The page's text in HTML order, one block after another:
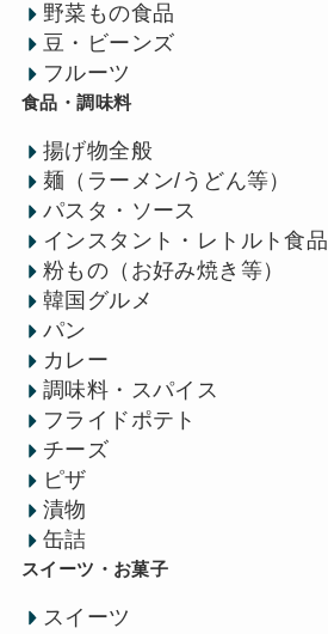
野菜もの食品
豆・ビーンズ
フルーツ
食品・調味料
揚げ物全般
麺（ラーメン/うどん等）
パスタ・ソース
インスタント・レトルト食品
粉もの（お好み焼き等）
韓国グルメ
パン
カレー
調味料・スパイス
フライドポテト
チーズ
ピザ
漬物
缶詰
スイーツ・お菓子
スイーツ